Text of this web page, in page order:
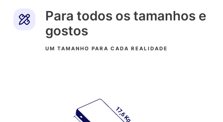
Para todos os tamanhos e
gostos
UM TAMANHO PARA CADA REALIDADE